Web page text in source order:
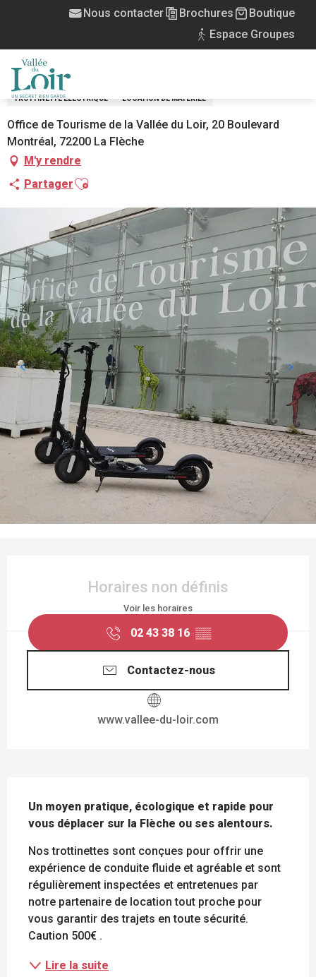
principal
Nous contacter Brochures
Boutique
Espace Groupes
Location de trottinettes électriques
LOCATION DE TROTTINETTES
ÉLECTRIQUES
TROTTINETTE ÉLECTRIQUE LOCATION DE MATÉRIEL
Office de Tourisme de la Vallée du Loir, 20 Boulevard
Montréal, 72200 La Flèche
M'y rendre
PartagerAjouter aux favoris
Horaires non définis
Voir les horaires
02 43 38 16 ▒▒
Contactez-nous
www.vallee-du-loir.com
Un moyen pratique, écologique et rapide pour
vous déplacer sur la Flèche ou ses alentours.
Nos trottinettes sont conçues pour offrir une
expérience de conduite fluide et agréable et sont
régulièrement inspectées et entretenues par
notre partenaire de location tout proche pour
vous garantir des trajets en toute sécurité.
Caution 500€ .
Lire la suite